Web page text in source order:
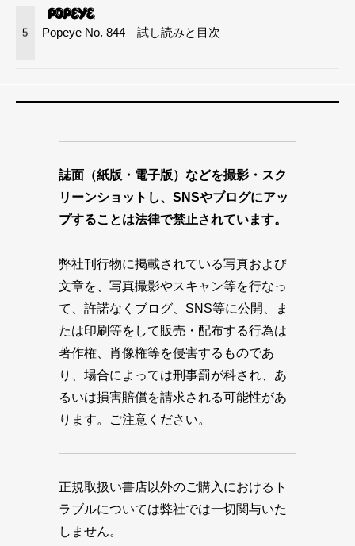
5 Popeye No. 844 試し読みと目次
誌面（紙版・電子版）などを撮影・スク
リーンショットし、SNSやブログにアッ
プすることは法律で禁止されています。
弊社刊行物に掲載されている写真および
文章を、写真撮影やスキャン等を行なっ
て、許諾なくブログ、SNS等に公開、ま
たは印刷等をして販売・配布する行為は
著作権、肖像権等を侵害するものであ
り、場合によっては刑事罰が科され、あ
るいは損害賠償を請求される可能性があ
ります。ご注意ください。
正規取扱い書店以外のご購入におけるト
ラブルについては弊社では一切関与いた
しません。